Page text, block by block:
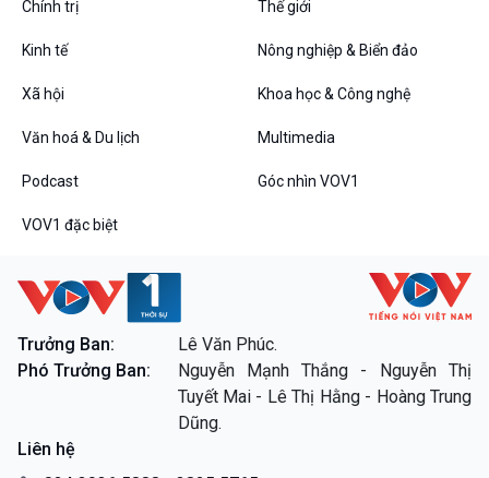
VOV1 đặc biệt
Chân dung cuộc sống
Chính trị Thế giới
Kinh tế Nông nghiệp & Biển đảo
Xã hội Khoa học & Công nghệ
Văn hoá & Du lịch Multimedia
Podcast Góc nhìn VOV1
VOV1 đặc biệt
Trưởng Ban:
Lê Văn Phúc.
Phó Trưởng Ban:
Nguyễn Mạnh Thắng - Nguyễn Thị
Tuyết Mai - Lê Thị Hằng - Hoàng Trung
Dũng.
Liên hệ